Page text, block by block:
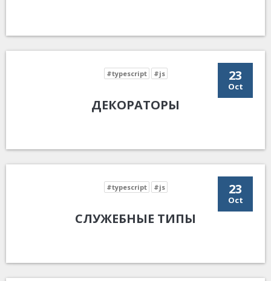
23
Oct
#typescript #js
ДЕКОРАТОРЫ
23
Oct
#typescript #js
СЛУЖЕБНЫЕ ТИПЫ